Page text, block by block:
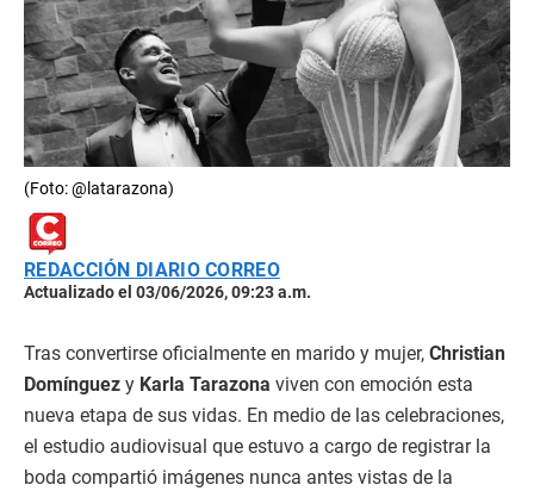
(Foto: @latarazona)
REDACCIÓN DIARIO CORREO
Actualizado el 03/06/2026, 09:23 a.m.
Tras convertirse oficialmente en marido y mujer, Christian
Domínguez y Karla Tarazona viven con emoción esta
nueva etapa de sus vidas. En medio de las celebraciones,
el estudio audiovisual que estuvo a cargo de registrar la
boda compartió imágenes nunca antes vistas de la